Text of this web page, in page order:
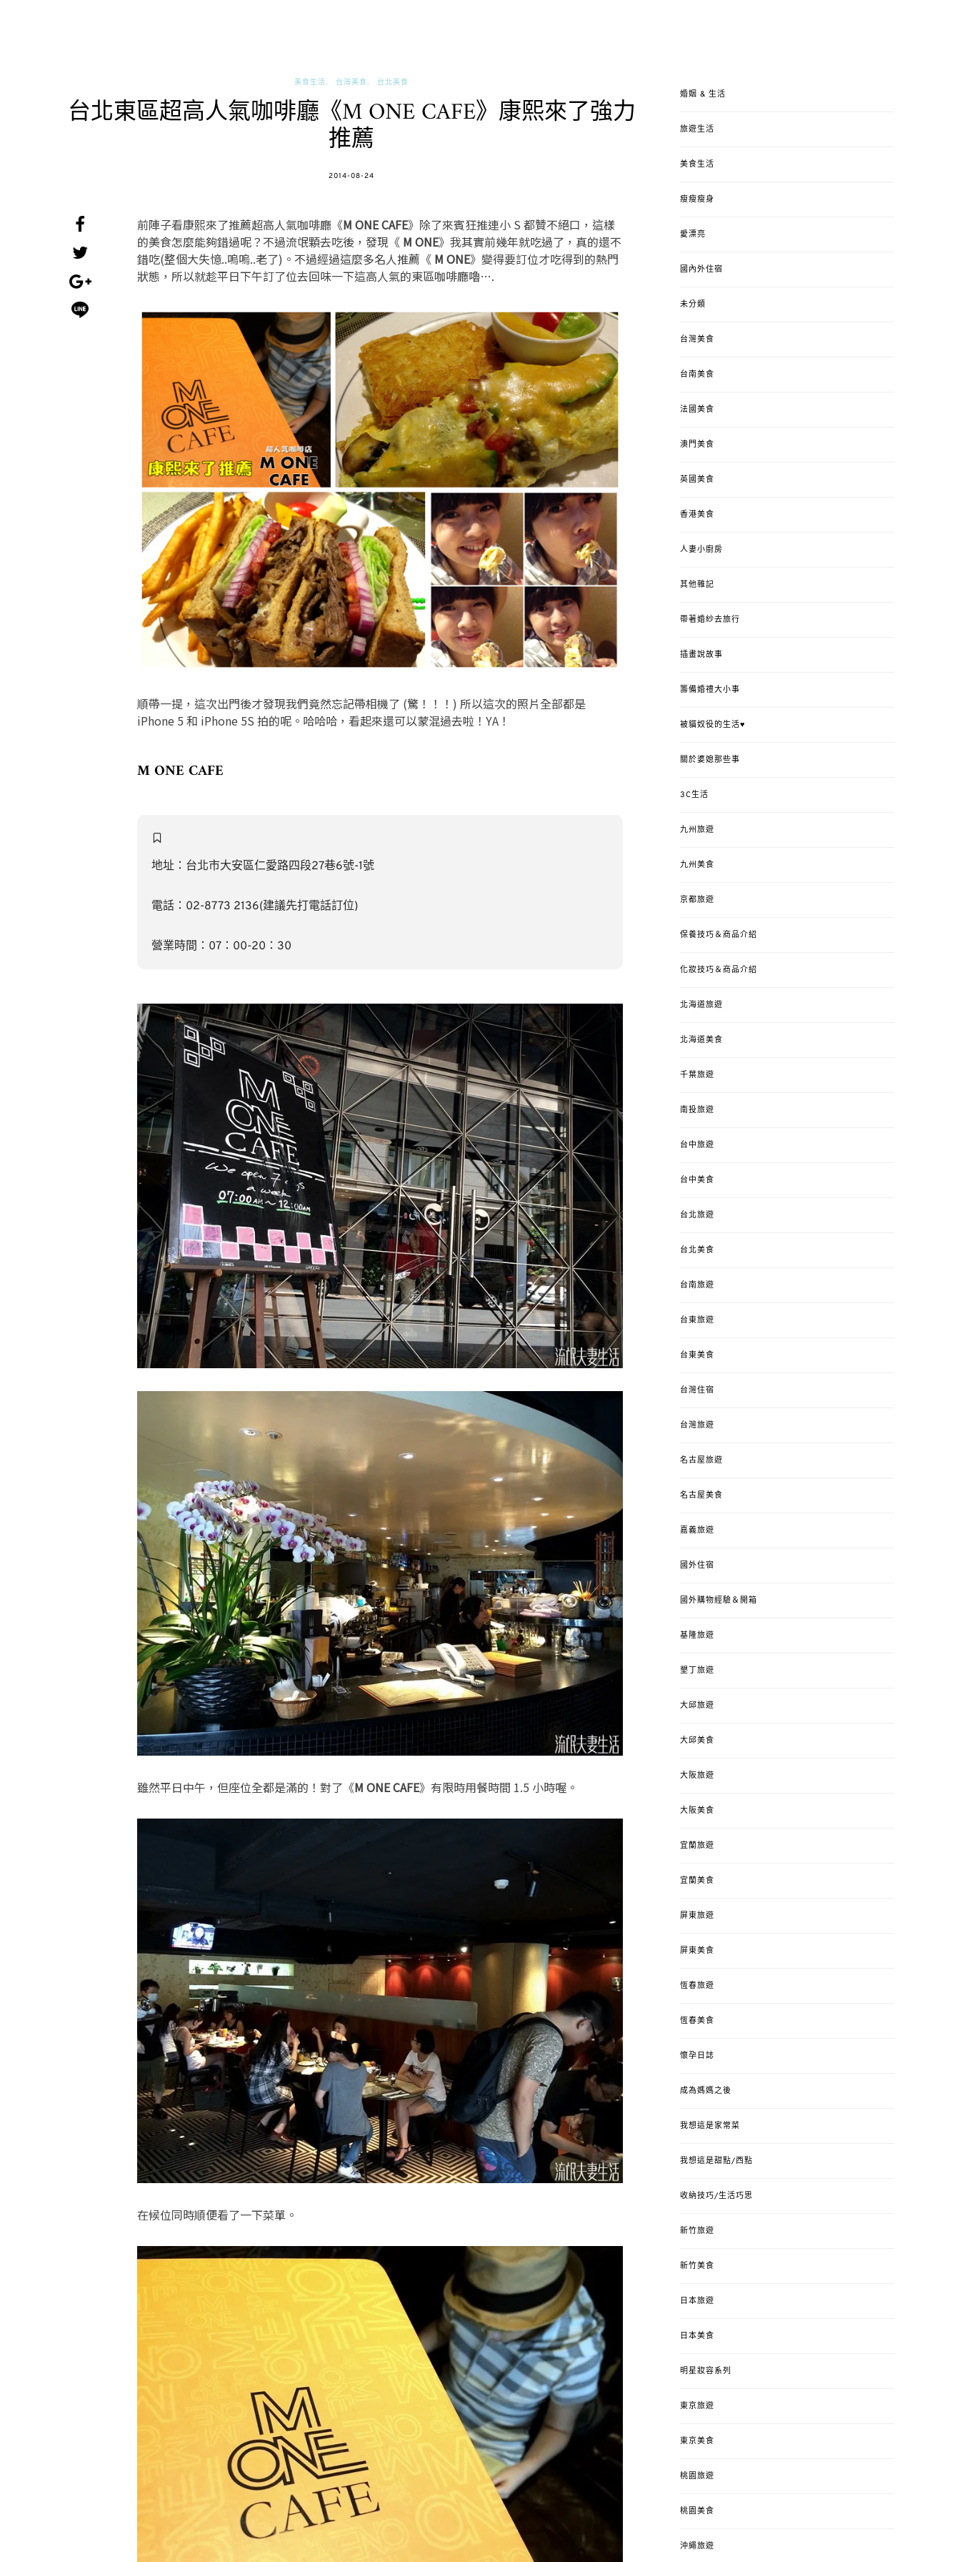
美食生活 台灣美食 台北美食
台北東區超高人氣咖啡廳《M ONE CAFE》康熙來了強力
推薦
POSTED
2014-08-24
前陣子看康熙來了推薦超高人氣咖啡廳《M ONE CAFE》除了來賓狂推連小 S 都贊不絕口，這樣
的美食怎麼能夠錯過呢？不過流氓顆去吃後，發現《 M ONE》我其實前幾年就吃過了，真的還不
錯吃(整個大失憶..嗚嗚..老了)。不過經過這麼多名人推薦《 M ONE》變得要訂位才吃得到的熱門
狀態，所以就趁平日下午訂了位去回味一下這高人氣的東區咖啡廳嚕….
順帶一提，這次出門後才發現我們竟然忘記帶相機了 (驚！！！) 所以這次的照片全部都是
iPhone 5 和 iPhone 5S 拍的呢。哈哈哈，看起來還可以蒙混過去啦！YA！
M ONE CAFE
地址：台北市大安區仁愛路四段27巷6號-1號
電話：02-8773 2136(建議先打電話訂位)
營業時間：07：00-20：30
雖然平日中午，但座位全都是滿的！對了《M ONE CAFE》有限時用餐時間 1.5 小時喔。
在候位同時順便看了一下菜單。
婚姻 & 生活
旅遊生活
美食生活
瘦瘦瘦身
愛漂亮
國內外住宿
未分類
台灣美食
台南美食
法國美食
澳門美食
英國美食
香港美食
人妻小廚房
其他雜記
帶著婚紗去旅行
插畫說故事
籌備婚禮大小事
被貓奴役的生活♥
關於婆媳那些事
3C生活
九州旅遊
九州美食
京都旅遊
保養技巧＆商品介紹
化妝技巧＆商品介紹
北海道旅遊
北海道美食
千葉旅遊
南投旅遊
台中旅遊
台中美食
台北旅遊
台北美食
台南旅遊
台東旅遊
台東美食
台灣住宿
台灣旅遊
名古屋旅遊
名古屋美食
嘉義旅遊
國外住宿
國外購物經驗＆開箱
基隆旅遊
墾丁旅遊
大邱旅遊
大邱美食
大阪旅遊
大阪美食
宜蘭旅遊
宜蘭美食
屏東旅遊
屏東美食
恆春旅遊
恆春美食
懷孕日誌
成為媽媽之後
我想這是家常菜
我想這是甜點/西點
收納技巧/生活巧思
新竹旅遊
新竹美食
日本旅遊
日本美食
明星妝容系列
東京旅遊
東京美食
桃園旅遊
桃園美食
沖繩旅遊